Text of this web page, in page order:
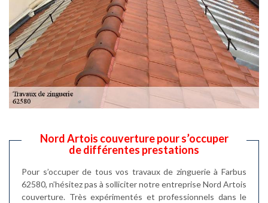
Nord Artois couverture pour s’occuper
de différentes prestations
Pour s’occuper de tous vos travaux de zinguerie à Farbus
62580, n’hésitez pas à solliciter notre entreprise Nord Artois
couverture. Très expérimentés et professionnels dans le